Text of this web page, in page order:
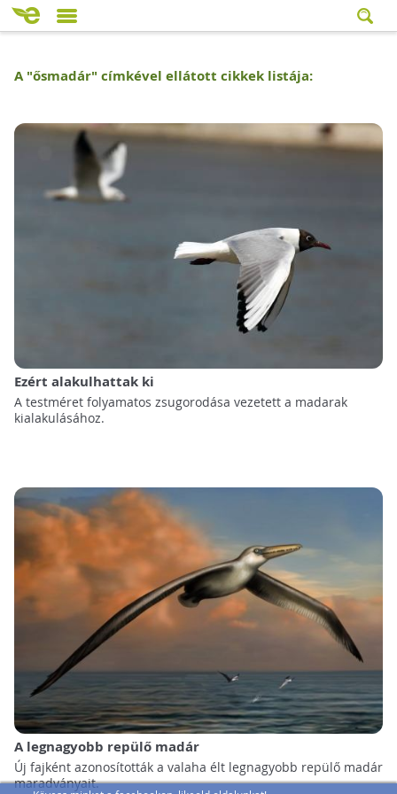
A "ősmadár" címkével ellátott cikkek listája:
Ezért alakulhattak ki
A testméret folyamatos zsugorodása vezetett a madarak
kialakulásához.
A legnagyobb repülő madár
Új fajként azonosították a valaha élt legnagyobb repülő madár
maradványait.